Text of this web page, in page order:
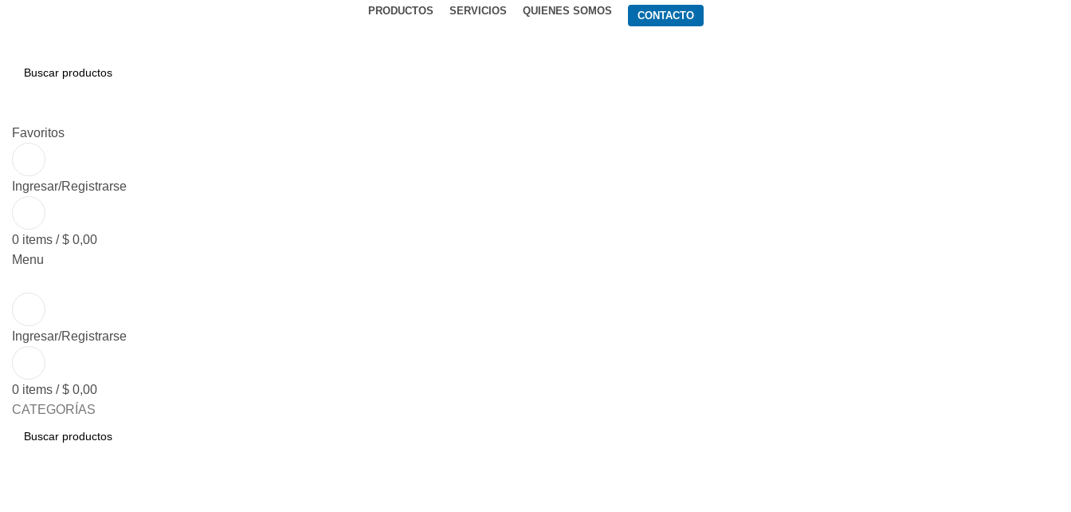
PRODUCTOS SERVICIOS QUIENES SOMOS CONTACTO
Favoritos
Ingresar/Registrarse
0 items / $ 0,00
Menu
Ingresar/Registrarse
0 items / $ 0,00
CATEGORÍAS